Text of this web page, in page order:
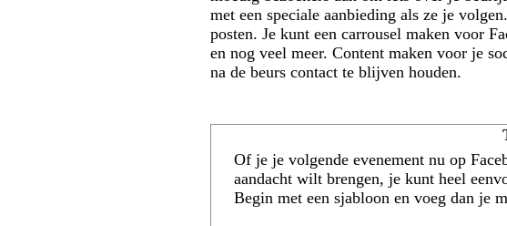
met een speciale aanbieding als ze je
posten. Je kunt een carrousel maken voor
en nog veel meer. Content maken voor je
na de beurs contact te blijven houden.
Of je je volgende evenement nu op
aandacht wilt brengen, je kunt heel
Begin met een sjabloon en voeg dan je